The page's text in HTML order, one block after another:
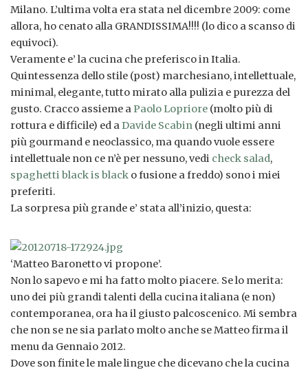
Milano. L’ultima volta era stata nel dicembre 2009: come
allora, ho cenato alla GRANDISSIMA!!!! (lo dico a scanso di
equivoci).
Veramente e’ la cucina che preferisco in Italia.
Quintessenza dello stile (post) marchesiano, intellettuale,
minimal, elegante, tutto mirato alla pulizia e purezza del
gusto. Cracco assieme a Paolo Lopriore (molto più di
rottura e difficile) ed a Davide Scabin (negli ultimi anni
più gourmand e neoclassico, ma quando vuole essere
intellettuale non ce n’è per nessuno, vedi check salad,
spaghetti black is black o fusione a freddo) sono i miei
preferiti.
La sorpresa più grande e’ stata all’inizio, questa:
‘Matteo Baronetto vi propone’.
Non lo sapevo e mi ha fatto molto piacere. Se lo merita:
uno dei più grandi talenti della cucina italiana (e non)
contemporanea, ora ha il giusto palcoscenico. Mi sembra
che non se ne sia parlato molto anche se Matteo firma il
menu da Gennaio 2012.
Dove son finite le male lingue che dicevano che la cucina